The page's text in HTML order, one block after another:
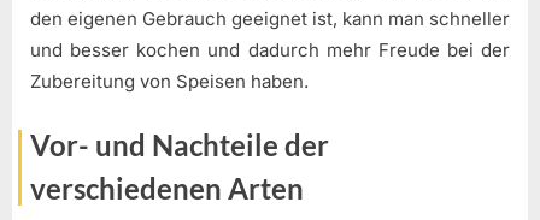
den eigenen Gebrauch geeignet ist, kann man schneller
und besser kochen und dadurch mehr Freude bei der
Zubereitung von Speisen haben.
Vor- und Nachteile der
verschiedenen Arten